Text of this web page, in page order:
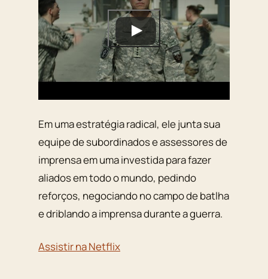
Em uma estratégia radical, ele junta sua
equipe de subordinados e assessores de
imprensa em uma investida para fazer
aliados em todo o mundo, pedindo
reforços, negociando no campo de batlha
e driblando a imprensa durante a guerra.
Assistir na Netflix